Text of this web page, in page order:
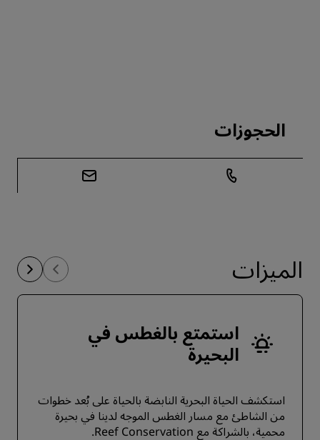
الحجوزات
الميزات
استمتع بالغطس في
البحيرة
استكشف الحياة البحرية النابضة بالحياة على بُعد خطوات
من الشاطئ مع مسار الغطس الموجه لدينا في بحيرة
محمية، بالشراكة مع Reef Conservation.